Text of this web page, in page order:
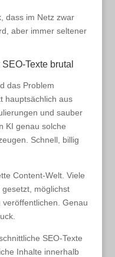
dass im Netz zwar
aber immer seltener
Texte brutal
das Problem
hauptsächlich aus
und sauber
KI genau solche
Schnell, billig
Content-Welt. Viele
möglichst
Genau
SEO-Texte
Inhalte innerhalb